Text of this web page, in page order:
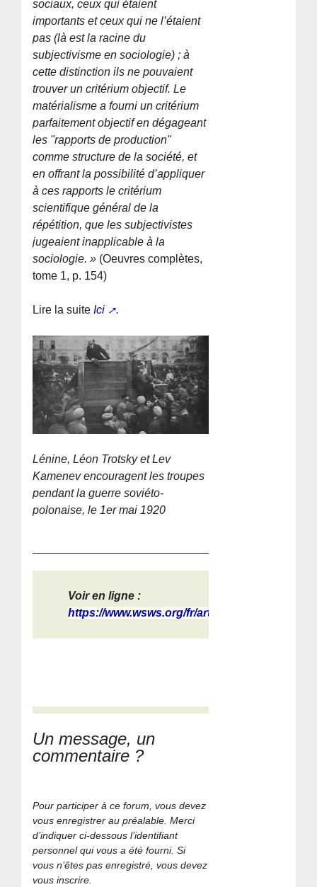
sociaux, ceux qui étaient
importants et ceux qui ne l’étaient
pas (là est la racine du
subjectivisme en sociologie) ; à
cette distinction ils ne pouvaient
trouver un critérium objectif. Le
matérialisme a fourni un critérium
parfaitement objectif en dégageant
les "rapports de production"
comme structure de la société, et
en offrant la possibilité d’appliquer
à ces rapports le critérium
scientifique général de la
répétition, que les subjectivistes
jugeaient inapplicable à la
sociologie. » (Oeuvres complètes,
tome 1, p. 154)
Lire la suiteIci .
Lénine, Léon Trotsky et Lev
Kamenev encouragent les troupes
pendant la guerre soviéto-
polonaise, le 1er mai 1920
Voir en ligne :
https://www.wsws.org/fr/articles/20...
Un message, un
commentaire ?
Pour participer à ce forum, vous devez
vous enregistrer au préalable. Merci
d’indiquer ci-dessous l’identifiant
personnel qui vous a été fourni. Si
vous n’êtes pas enregistré, vous devez
vous inscrire.